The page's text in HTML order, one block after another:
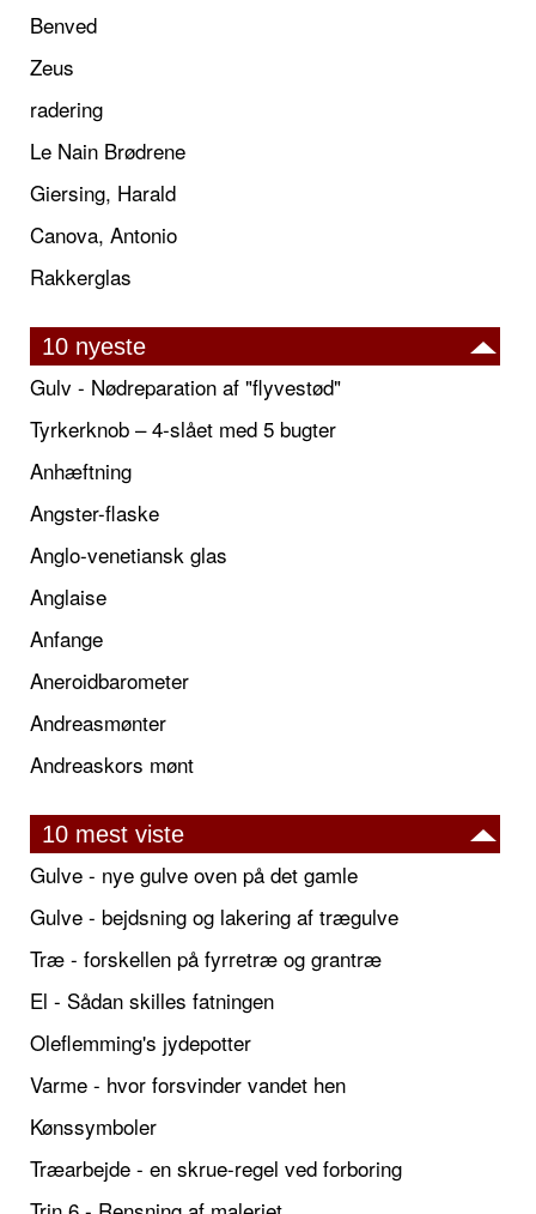
Benved
Zeus
radering
Le Nain Brødrene
Giersing, Harald
Canova, Antonio
Rakkerglas
10 nyeste
Gulv - Nødreparation af "flyvestød"
Tyrkerknob – 4-slået med 5 bugter
Anhæftning
Angster-flaske
Anglo-venetiansk glas
Anglaise
Anfange
Aneroidbarometer
Andreasmønter
Andreaskors mønt
10 mest viste
Gulve - nye gulve oven på det gamle
Gulve - bejdsning og lakering af trægulve
Træ - forskellen på fyrretræ og grantræ
El - Sådan skilles fatningen
Oleflemming's jydepotter
Varme - hvor forsvinder vandet hen
Kønssymboler
Træarbejde - en skrue-regel ved forboring